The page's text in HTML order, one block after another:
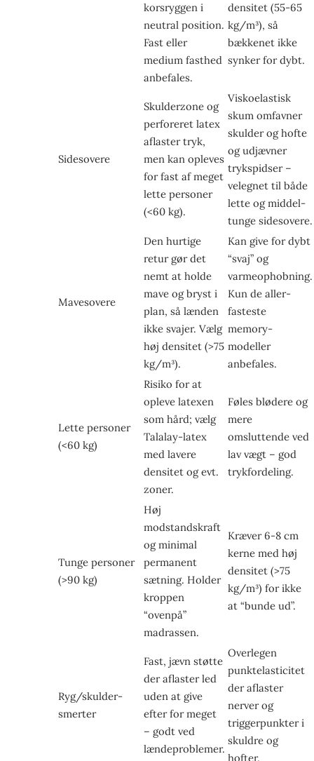
korsryggen i
neutral position.
Fast eller
medium fasthed
anbefales.
densitet (55-65
kg/m³), så
bækkenet ikke
synker for dybt.
Sidesovere
Skulderzone og
perforeret latex
aflaster tryk,
men kan opleves
for fast af meget
lette personer
(<60 kg).
Viskoelastisk
skum omfavner
skulder og hofte
og udjævner
trykspidser –
velegnet til både
lette og middel-
tunge side­sovere.
Mavesovere
Den hurtige
retur gør det
nemt at holde
mave og bryst i
plan, så lænden
ikke svajer. Vælg
høj densitet (>75
kg/m³).
Kan give for dybt
“svaj” og
varmeophobning.
Kun de aller­
fasteste
memory-
modeller
anbefales.
Lette personer
(<60 kg)
Risiko for at
opleve latexen
som hård; vælg
Talalay-latex
med lavere
densitet og evt.
zoner.
Føles blødere og
mere
omsluttende ved
lav vægt – god
trykfordeling.
Tunge personer
(>90 kg)
Høj
modstandskraft
og minimal
permanent
sætning. Holder
kroppen
“ovenpå”
madrassen.
Kræver 6-8 cm
kerne med høj
densitet (>75
kg/m³) for ikke
at “bunde ud”.
Ryg/skulder-
smerter
Fast, jævn støtte
der aflaster led
uden at give
efter for meget
– godt ved
lændeproblemer.
Overlegen
punkt­elasticitet
der aflaster
nerver og
triggerpunkter i
skuldre og
hofter.